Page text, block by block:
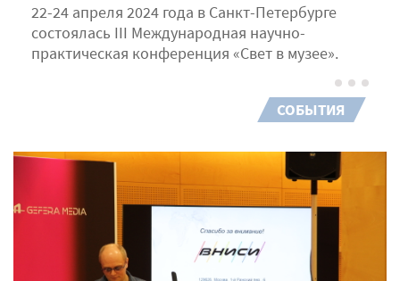
22-24 апреля 2024 года в Санкт-Петербурге
состоялась III Международная научно-
практическая конференция «Свет в музее».
СОБЫТИЯ